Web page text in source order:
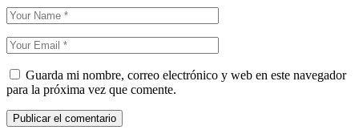
Guarda mi nombre, correo electrónico y web en este navegador
para la próxima vez que comente.